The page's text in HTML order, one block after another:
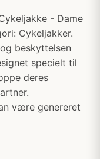
- Dame
Cykeljakker.
beskyttelsen
specielt til
deres
være genereret